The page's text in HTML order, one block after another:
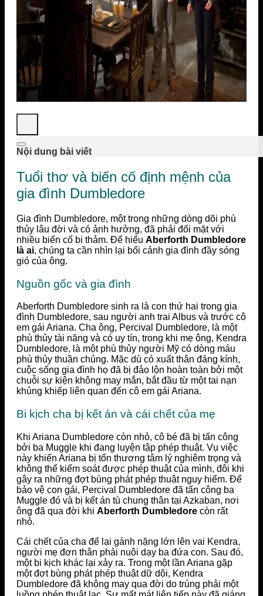
Nội dung bài viết
Tuổi thơ và biến cố định mệnh của
gia đình Dumbledore
Gia đình Dumbledore, một trong những dòng dõi phù
thủy lâu đời và có ảnh hưởng, đã phải đối mặt với
nhiều biến cố bi thảm. Để hiểu Aberforth Dumbledore
là ai, chúng ta cần nhìn lại bối cảnh gia đình đầy sóng
gió của ông.
Nguồn gốc và gia đình
Aberforth Dumbledore sinh ra là con thứ hai trong gia
đình Dumbledore, sau người anh trai Albus và trước cô
em gái Ariana. Cha ông, Percival Dumbledore, là một
phù thủy tài năng và có uy tín, trong khi mẹ ông, Kendra
Dumbledore, là một phù thủy người Mỹ có dòng máu
phù thủy thuần chủng. Mặc dù có xuất thân đáng kính,
cuộc sống gia đình họ đã bị đảo lộn hoàn toàn bởi một
chuỗi sự kiện không may mắn, bắt đầu từ một tai nạn
khủng khiếp liên quan đến cô em gái Ariana.
Bi kịch cha bị kết án và cái chết của mẹ
Khi Ariana Dumbledore còn nhỏ, cô bé đã bị tấn công
bởi ba Muggle khi đang luyện tập phép thuật. Vụ việc
này khiến Ariana bị tổn thương tâm lý nghiêm trọng và
không thể kiểm soát được phép thuật của mình, đôi khi
gây ra những đợt bùng phát phép thuật nguy hiểm. Để
bảo vệ con gái, Percival Dumbledore đã tấn công ba
Muggle đó và bị kết án tù chung thân tại Azkaban, nơi
ông đã qua đời khi Aberforth Dumbledore còn rất
nhỏ.
Cái chết của cha để lại gánh nặng lớn lên vai Kendra,
người mẹ đơn thân phải nuôi dạy ba đứa con. Sau đó,
một bi kịch khác lại xảy ra. Trong một lần Ariana gặp
một đợt bùng phát phép thuật dữ dội, Kendra
Dumbledore đã không may qua đời do trúng phải một